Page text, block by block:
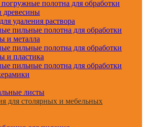
полотна для обработки
древесины
удаления раствора
пильные полотна для обработки
и металла
пильные полотна для обработки
и пластика
пильные полотна для обработки
листы
для столярных и мебельных